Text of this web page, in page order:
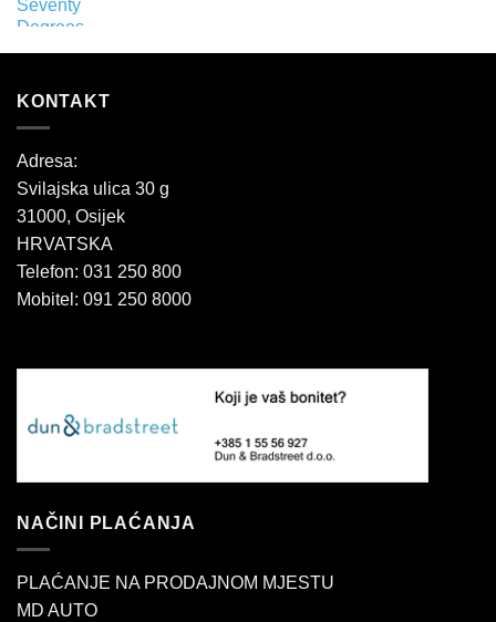
KONTAKT
Adresa:
Svilajska ulica 30 g
31000, Osijek
HRVATSKA
Telefon: 031 250 800
Mobitel: 091 250 8000
NAČINI PLAĆANJA
PLAĆANJE NA PRODAJNOM MJESTU
MD AUTO